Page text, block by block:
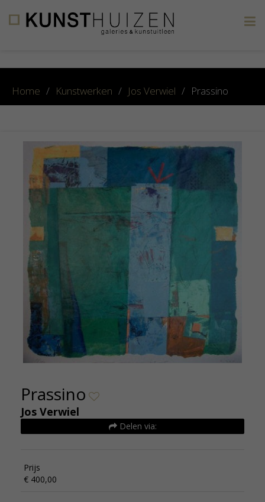
Home / Kunstwerken / Jos Verwiel / Prassino
Prassino
Jos Verwiel
Delen via:
Prijs
€ 400,00